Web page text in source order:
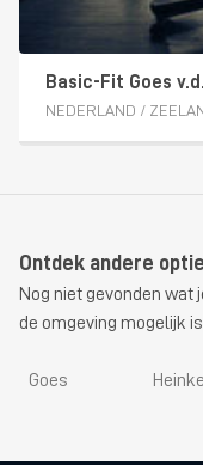
Basic-Fit Goes
NEDERLAND /
Ontdek andere
Nog niet gevonden wat
de omgeving mogelijk is.
Goes